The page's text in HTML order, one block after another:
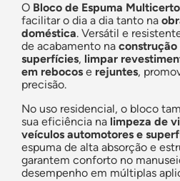
O Bloco de Espuma Multicerto
facilitar o dia a dia tanto na
doméstica. Versátil e
de acabamento na construção
superfícies, limpar
em rebocos e rejuntes,
precisão.
No uso residencial, o bloco
sua eficiência na limpeza de
veículos automotores e
espuma de alta absorção e
garantem conforto no
desempenho em múltiplas